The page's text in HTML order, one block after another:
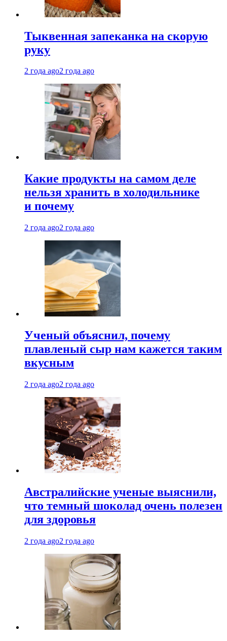
Тыквенная запеканка на скорую
руку
2 года ago2 года ago
Какие продукты на самом деле
нельзя хранить в холодильнике
и почему
2 года ago2 года ago
Ученый объяснил, почему
плавленый сыр нам кажется таким
вкусным
2 года ago2 года ago
Австралийские ученые выяснили,
что темный шоколад очень полезен
для здоровья
2 года ago2 года ago